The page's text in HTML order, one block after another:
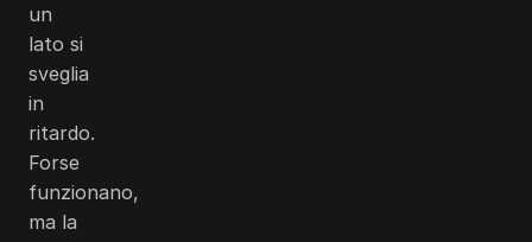
un
lato si
sveglia
in
ritardo.
Forse
funzionano,
ma la